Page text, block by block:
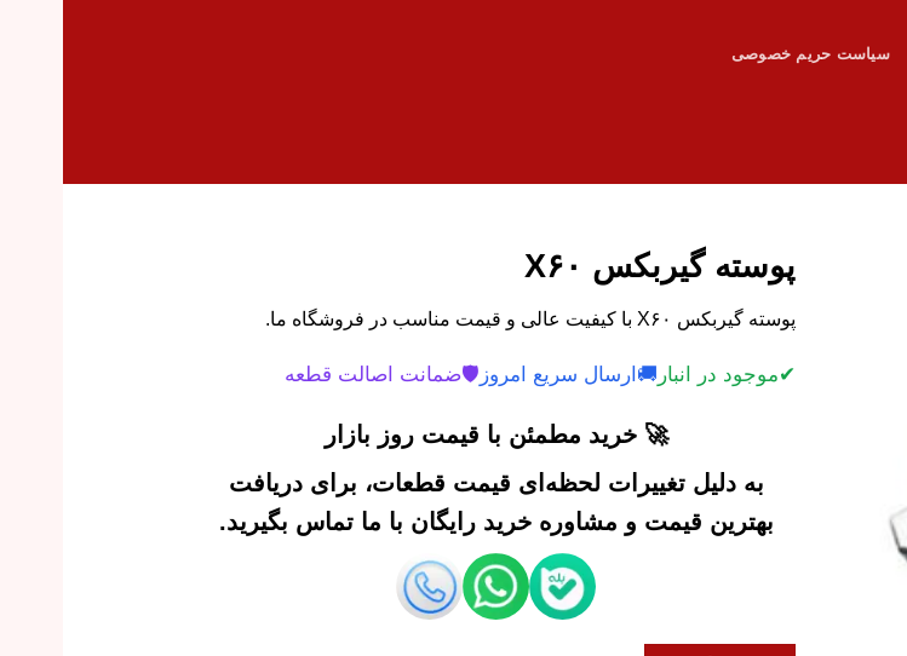
سیاست حریم خصوصی
پوسته گیربکس X۶۰
پوسته گیربکس X۶۰ با کیفیت عالی و قیمت مناسب در فروشگاه ما.
✔موجود در انبار 🚚 ارسال سریع امروز 🛡️ضمانت اصالت قطعه
🚀 خرید مطمئن با قیمت روز بازار
به دلیل تغییرات لحظه‌ای قیمت قطعات، برای دریافت
بهترین قیمت و مشاوره خرید رایگان با ما تماس بگیرید.